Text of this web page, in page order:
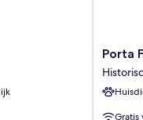
Porta
Faenza
Hotel
Porta
Gratis